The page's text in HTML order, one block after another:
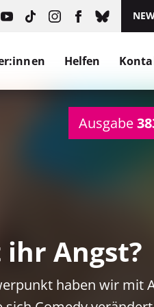
Helfen
Ausgabe
Angst?
haben wir mit